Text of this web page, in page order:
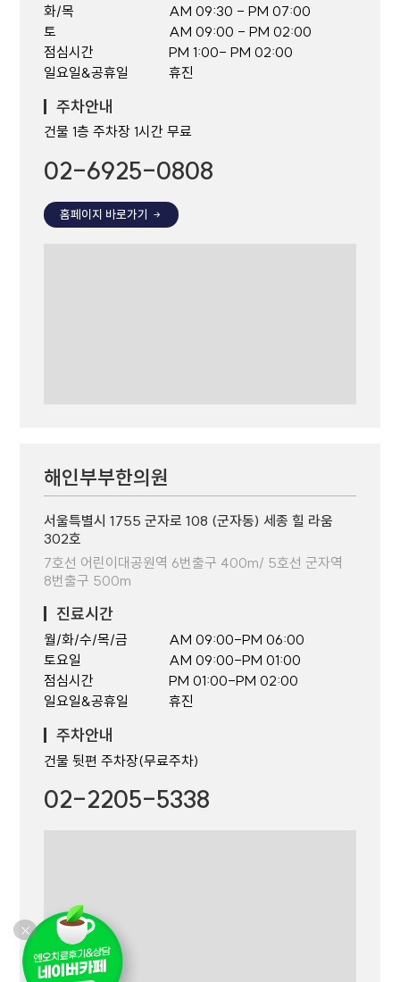
화/목
토
점심시간
일요일&공휴일
AM 09:30 - PM 07:00
AM 09:00 - PM 02:00
PM 1:00- PM 02:00
휴진
주차안내
건물 1층 주차장 1시간 무료
02-6925-0808
홈페이지 바로가기
해인부부한의원
서울특별시 1755 군자로 108 (군자동) 세종 힐 라움
302호
7호선 어린이대공원역 6번출구 400m/ 5호선 군자역
8번출구 500m
진료시간
월/화/수/목/금
토요일
점심시간
일요일&공휴일
AM 09:00-PM 06:00
AM 09:00-PM 01:00
PM 01:00-PM 02:00
휴진
주차안내
건물 뒷편 주차장(무료주차)
02-2205-5338